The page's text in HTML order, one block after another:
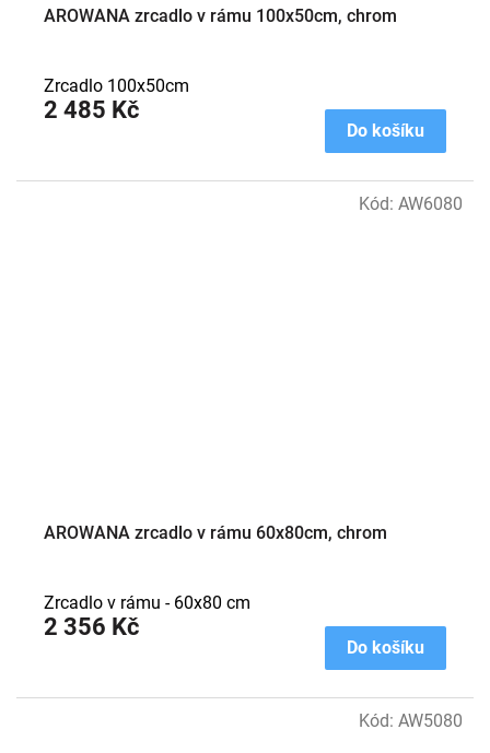
AROWANA zrcadlo v rámu 100x50cm, chrom
2 485 Kč
Do košíku
Zrcadlo 100x50cm
AROWANA zrcadlo v rámu 60x80cm, chrom
2 356 Kč
Do košíku
Zrcadlo v rámu - 60x80 cm
Kód: AW6080
Kód: AW5080